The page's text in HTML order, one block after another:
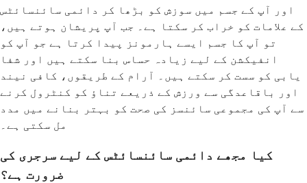
اور آپ کے جسم میں سوزش کو بڑھا کر دائمی سائنسائٹس
کے علامات کو خراب کر سکتا ہے۔ جب آپ پریشان ہوتے ہیں،
تو آپ کا جسم ایسے ہارمونز پیدا کرتا ہے جو آپ کو
انفیکشن کے لیے زیادہ حساس بنا سکتے ہیں اور شفا
یابی کو سست کر سکتے ہیں۔ آرام کے طریقوں، کافی نیند
اور باقاعدگی سے ورزش کے ذریعے تناؤ کو کنٹرول کرنے
سے آپ کی مجموعی سائنسز کی صحت کو بہتر بنانے میں مدد
مل سکتی ہے۔
کیا مجھے دائمی سائنسائٹس کے لیے سرجری کی
ضرورت ہے؟